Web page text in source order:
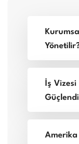
İş
Amerika